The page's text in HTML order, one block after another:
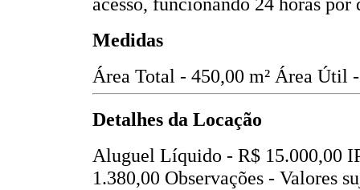
Medidas
Área Total - 450,00 m² Área Útil
Detalhes da Locação
Aluguel Líquido - R$ 15.000,00
1.380,00 Observações - Valores